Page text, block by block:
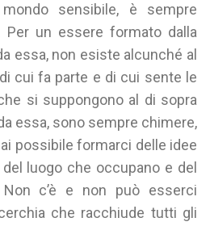
sensibile, è sempre
Per un essere formato dalla
essa, non esiste alcunché al
cui fa parte e di cui sente le
si suppongono al di sopra
essa, sono sempre chimere,
possibile formarci delle idee
luogo che occupano e del
c’è e non può esserci
che racchiude tutti gli